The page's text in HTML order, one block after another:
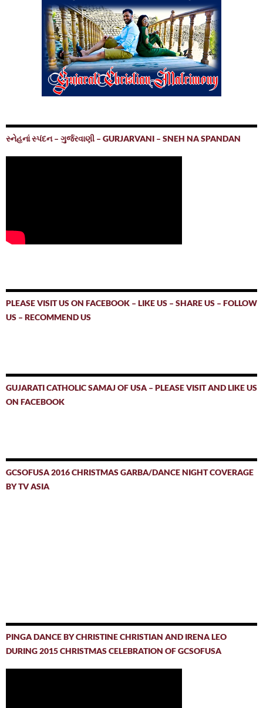
સ્નેહનાં સ્પંદન – ગુર્જરવાણી – GURJARVANI – SNEH NA SPANDAN
PLEASE VISIT US ON FACEBOOK – LIKE US – SHARE US – FOLLOW
US – RECOMMEND US
GUJARATI CATHOLIC SAMAJ OF USA – PLEASE VISIT AND LIKE US
ON FACEBOOK
GCSOFUSA 2016 CHRISTMAS GARBA/DANCE NIGHT COVERAGE
BY TV ASIA
PINGA DANCE BY CHRISTINE CHRISTIAN AND IRENA LEO
DURING 2015 CHRISTMAS CELEBRATION OF GCSOFUSA